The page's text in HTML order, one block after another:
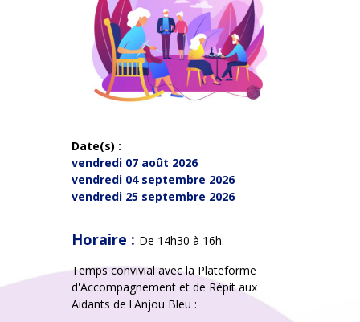
Date(s) :
vendredi 07 août 2026
vendredi 04 septembre 2026
vendredi 25 septembre 2026
Horaire : De 14h30 à 16h.
Temps convivial avec la Plateforme
d'Accompagnement et de Répit aux
Aidants de l'Anjou Bleu :